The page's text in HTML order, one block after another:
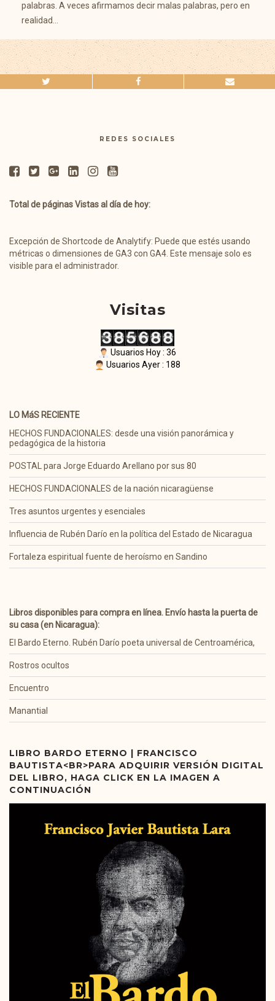
palabras. A veces afirmamos decir malas palabras, pero en
realidad…
REDES SOCIALES
Total de páginas Vistas al día de hoy:
Excepción de Shortcode de Analytify: Puede que estés usando
métricas o dimensiones de GA3 con GA4. Este mensaje solo es
visible para el administrador.
Visitas
Usuarios Hoy : 36
Usuarios Ayer : 188
LO MáS RECIENTE
HECHOS FUNDACIONALES: desde una visión panorámica y
pedagógica de la historia
POSTAL para Jorge Eduardo Arellano por sus 80
HECHOS FUNDACIONALES de la nación nicaragüense
Tres asuntos urgentes y esenciales
Influencia de Rubén Darío en la política del Estado de Nicaragua
Fortaleza espiritual fuente de heroísmo en Sandino
Libros disponibles para compra en línea. Envío hasta la puerta de
su casa (en Nicaragua):
El Bardo Eterno. Rubén Darío poeta universal de Centroamérica,
Rostros ocultos
Encuentro
Manantial
LIBRO BARDO ETERNO | FRANCISCO
BAUTISTA<BR>PARA ADQUIRIR VERSIÓN DIGITAL
DEL LIBRO, HAGA CLICK EN LA IMAGEN A
CONTINUACIÓN